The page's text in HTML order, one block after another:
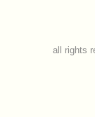
all rights